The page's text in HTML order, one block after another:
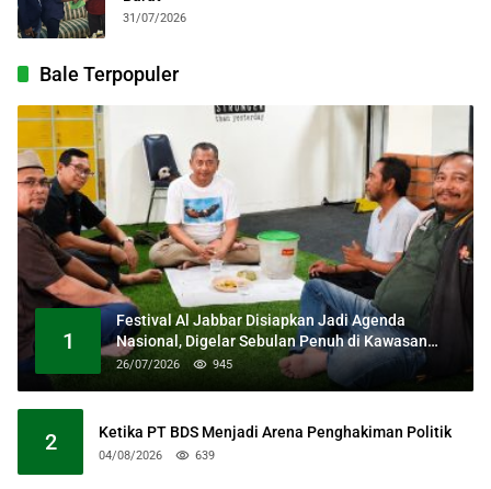
31/07/2026
Bale Terpopuler
1
Festival Al Jabbar Disiapkan Jadi Agenda
Nasional, Digelar Sebulan Penuh di Kawasan
Masjid Raya Al Jabbar
26/07/2026 945
2 Ketika PT BDS Menjadi Arena Penghakiman Politik
04/08/2026 639